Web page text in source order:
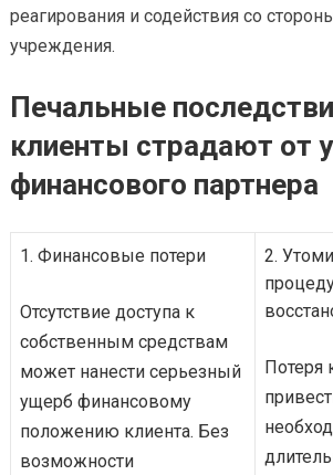
реагирования и содействия со
учреждения.
Печальные
клиенты страдают от
финансового партнера
1. Финансовые потери
Отсутствие доступа к
собственным средствам
может нанести серьезный
ущерб финансовому
положению клиента. Без
возможности
2.
Потеря